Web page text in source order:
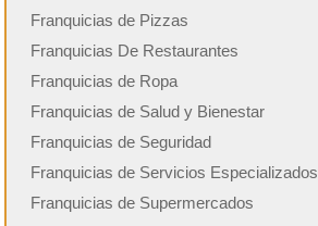
Franquicias de Pizzas
Franquicias De Restaurantes
Franquicias de Ropa
Franquicias de Salud y Bienestar
Franquicias de Seguridad
Franquicias de Servicios Especializados
Franquicias de Supermercados